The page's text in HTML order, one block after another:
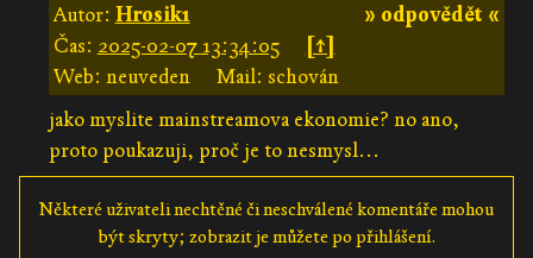
» odpovědět «
Autor: Hrosik1
Čas: 2025-02-07 13:34:05
[↑]
Web: neuveden
Mail: schován
jako myslite mainstreamova ekonomie? no ano,
proto poukazuji, proč je to nesmysl...
Některé uživateli nechtěné či neschválené komentáře mohou
být skryty; zobrazit je můžete po přihlášení.